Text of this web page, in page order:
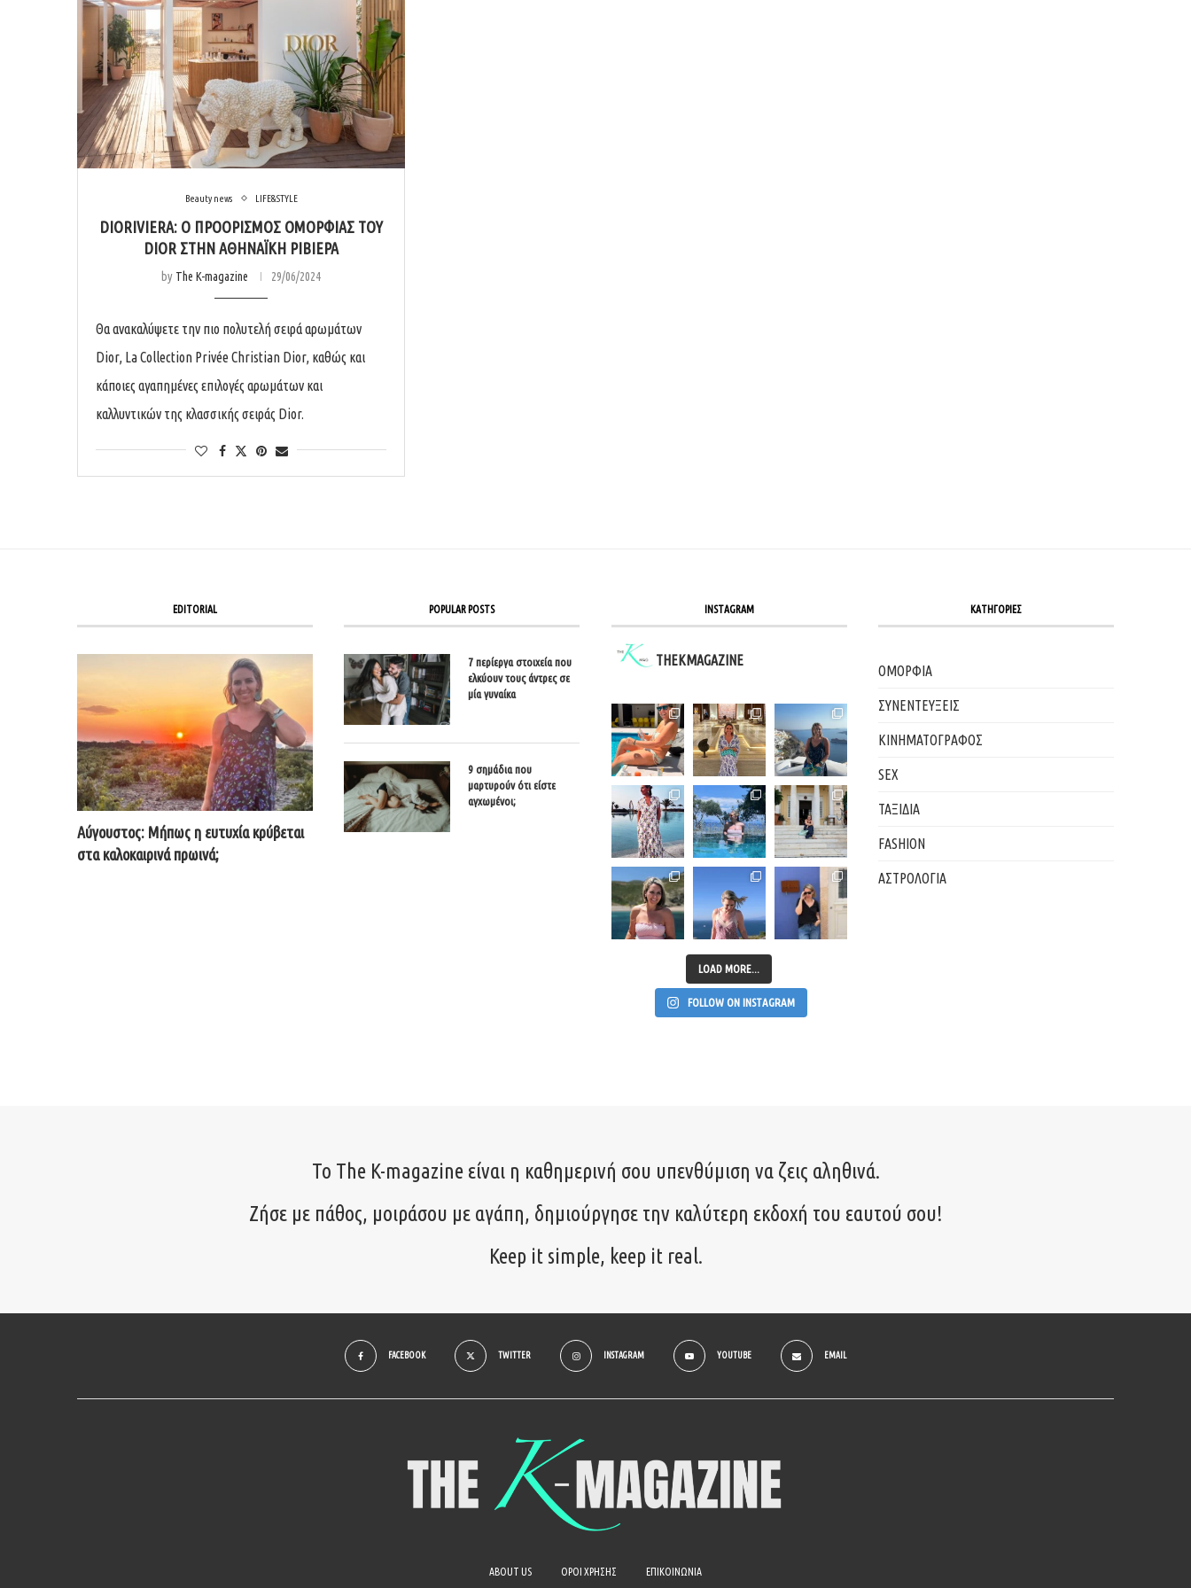
Beauty news LIFE&STYLE
DIORIVIERA: Ο ΠΡΟΟΡΙΣΜΟΣ ΟΜΟΡΦΙΑΣ ΤΟΥ
DIOR ΣΤΗΝ ΑΘΗΝΑΪΚΗ ΡΙΒΙΕΡΑ
by The K-magazine 29/06/2024
Θα ανακαλύψετε την πιο πολυτελή σειρά αρωμάτων
Dior, La Collection Privée Christian Dior, καθώς και
κάποιες αγαπημένες επιλογές αρωμάτων και
καλλυντικών της κλασσικής σειράς Dior.
EDITORIAL
Αύγουστος: Μήπως η ευτυχία κρύβεται
στα καλοκαιρινά πρωινά;
POPULAR POSTS
7 περίεργα στοιχεία που
ελκύουν τους άντρες σε
μία γυναίκα
9 σημάδια που
μαρτυρούν ότι είστε
αγχωμένοι;
INSTAGRAM
THEKMAGAZINE
LOAD MORE...
FOLLOW ON INSTAGRAM
ΚΑΤΗΓΟΡΙΕΣ
ΟΜΟΡΦΙΑ
ΣΥΝΕΝΤΕΥΞΕΙΣ
ΚΙΝΗΜΑΤΟΓΡΑΦΟΣ
SEX
ΤΑΞΙΔΙΑ
FASHION
ΑΣΤΡΟΛΟΓΙΑ
Το The K-magazine είναι η καθημερινή σου υπενθύμιση να ζεις αληθινά.
Ζήσε με πάθος, μοιράσου με αγάπη, δημιούργησε την καλύτερη εκδοχή του εαυτού σου!
Keep it simple, keep it real.
FACEBOOK TWITTER INSTAGRAM YOUTUBE EMAIL
ABOUT US ΟΡΟΙ ΧΡΗΣΗΣ ΕΠΙΚΟΙΝΩΝΙΑ